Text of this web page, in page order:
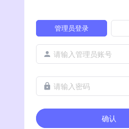
管理员登录
请输入管理员账号
请输入密码
确认